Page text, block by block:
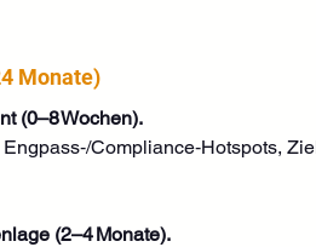
Monate)
(0–8 Wochen).
Compliance‑Hotspots,
(2–4 Monate).